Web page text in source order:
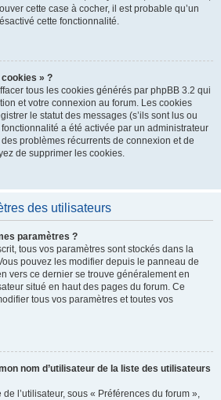
cette case à cocher, il est probable qu’un
cette fonctionnalité.
» ?
tous les cookies générés par phpBB 3.2 qui
et votre connexion au forum. Les cookies
le statut des messages (s’ils sont lus ou
a été activée par un administrateur
problèmes récurrents de connexion et de
de supprimer les cookies.
des utilisateurs
paramètres ?
tous vos paramètres sont stockés dans la
pouvez les modifier depuis le panneau de
vers ce dernier se trouve généralement en
situé en haut des pages du forum. Ce
tous vos paramètres et toutes vos
nom d’utilisateur de la liste des utilisateurs
l’utilisateur, sous « Préférences du forum »,